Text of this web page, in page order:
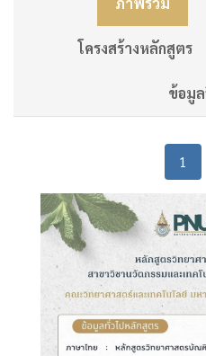
โครงสร้างหลักสูตร
ข้อมู
1